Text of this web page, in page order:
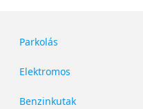
Parkolás
Elektromos
Benzinkutak